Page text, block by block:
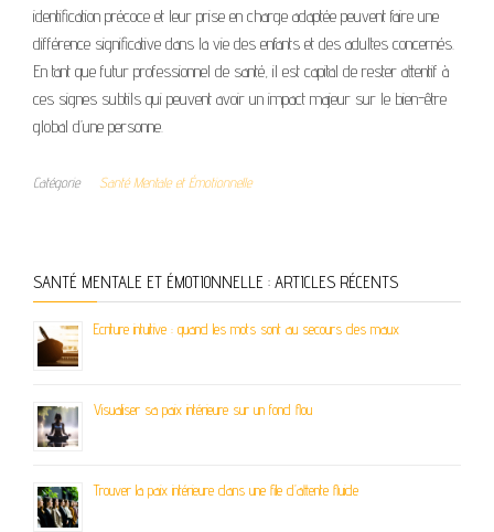
identification précoce et leur prise en charge adaptée peuvent faire une
différence significative dans la vie des enfants et des adultes concernés.
En tant que futur professionnel de santé, il est capital de rester attentif à
ces signes subtils qui peuvent avoir un impact majeur sur le bien-être
global d’une personne.
Catégorie Santé Mentale et Émotionnelle
SANTÉ MENTALE ET ÉMOTIONNELLE : ARTICLES RÉCENTS
Ecriture intuitive : quand les mots sont au secours des maux
Visualiser sa paix intérieure sur un fond flou
Trouver la paix intérieure dans une file d’attente fluide